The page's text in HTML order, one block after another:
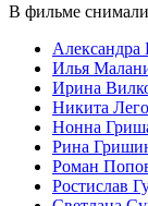
В фильме
Александра
Илья
Ирина
Никита
Нонна
Рина
Роман
Ростислав